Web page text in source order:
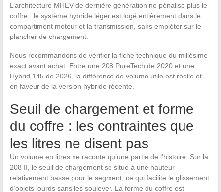
L’architecture MHEV de dernière génération ne pénalise plus le
coffre : le système hybride léger est logé entièrement dans le
compartiment moteur et la transmission, sans empiéter sur le
plancher de chargement.
Nous recommandons de vérifier la fiche technique du millésime
exact avant achat. Entre une 208 PureTech de 2020 et une
Hybrid 145 de 2026, la différence de volume utile est réelle et
en faveur de la version hybride récente.
Seuil de chargement et forme
du coffre : les contraintes que
les litres ne disent pas
Un volume en litres ne raconte qu’une partie de l’histoire. Sur la
208 II, le seuil de chargement se situe à une hauteur
relativement basse pour le segment, ce qui facilite le glissement
d’objets lourds sans les soulever. La forme du coffre est